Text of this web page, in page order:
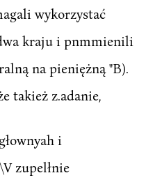
wykorzystać
kraju i pnmmienili
na pieniężną "B).
takież z.adanie,
i
zupelłnie